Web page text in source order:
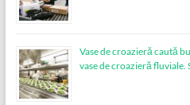
Vase de croazieră caută
vase de croazieră fluviale.